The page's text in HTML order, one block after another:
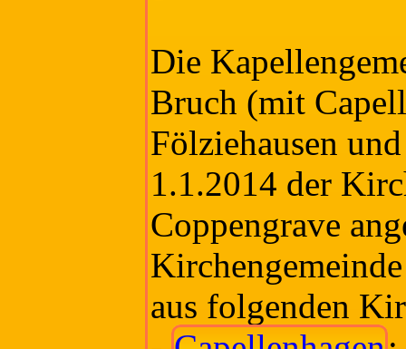
Die
Bruch (mit
Fölziehausen
1.1.2014 der
Coppengrave
aus folgenden